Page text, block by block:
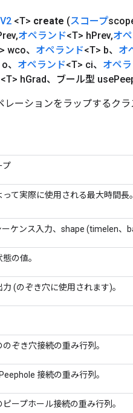
V2 <T> create (スコープ
,オペランド<T> hPrev,オ
wco、 オペランド<T> b、 オ
、 オペランド<T> ci、 オペ
<T> hGrad、ブール型 use
レーションをラップするク
プ
って実際に使用される最大時間
ーケンス入力、shape (timelen
の値。
(のぞき穴に使用されます)。
ぞき穴接続の重み行列。
接続の重み行列。
ープホール接続の重み行列。